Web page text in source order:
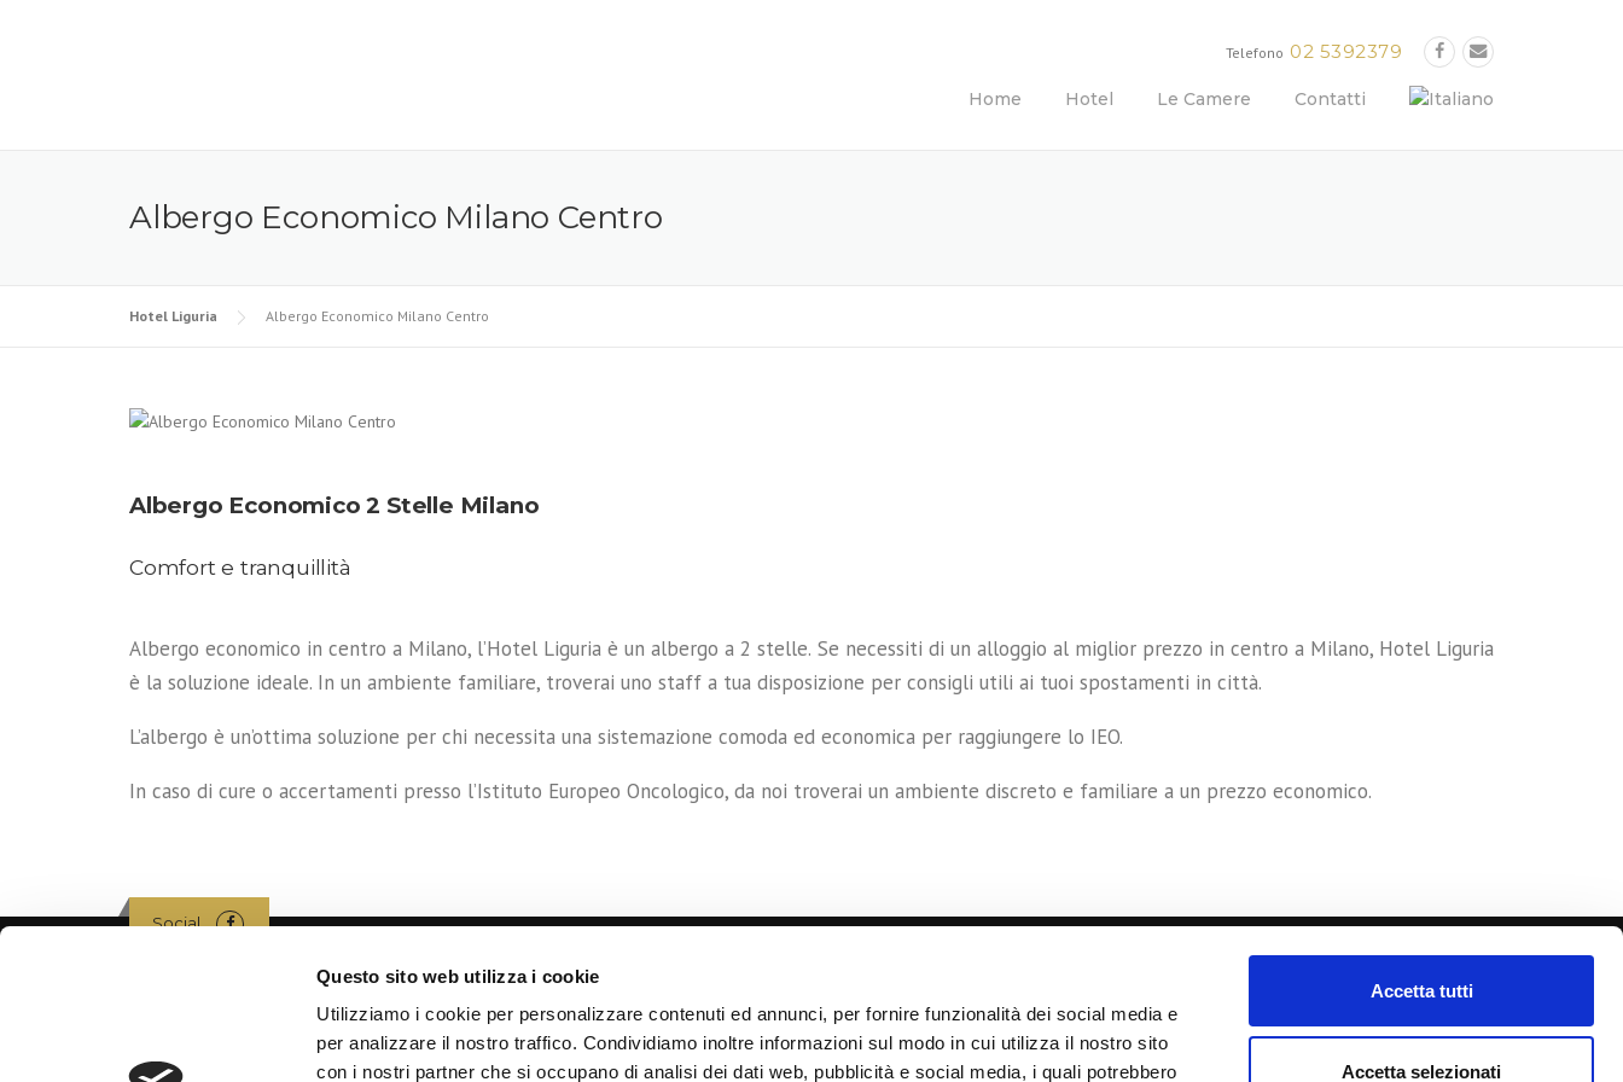
Questo sito web utilizza i cookie
Utilizziamo i cookie per personalizzare contenuti ed annunci, per fornire funzionalità dei social media e
per analizzare il nostro traffico. Condividiamo inoltre informazioni sul modo in cui utilizza il nostro sito
con i nostri partner che si occupano di analisi dei dati web, pubblicità e social media, i quali potrebbero
Accetta tutti
Accetta selezionati
Telefono 02 5392379
Home Hotel Le Camere Contatti
Albergo Economico Milano Centro
Hotel Liguria Albergo Economico Milano Centro
Albergo Economico 2 Stelle Milano
Comfort e tranquillità
Albergo economico in centro a Milano, l’Hotel Liguria è un albergo a 2 stelle. Se necessiti di un alloggio al miglior prezzo in centro a Milano, Hotel Liguria
è la soluzione ideale. In un ambiente familiare, troverai uno staff a tua disposizione per consigli utili ai tuoi spostamenti in città.
L’albergo è un’ottima soluzione per chi necessita una sistemazione comoda ed economica per raggiungere lo IEO.
In caso di cure o accertamenti presso l’Istituto Europeo Oncologico, da noi troverai un ambiente discreto e familiare a un prezzo economico.
Social
Via Ripamonti, 134 – Milano (MI)
TARIFFE
Per motivi di salute:
Per lavoro o vacanze:
Camera singola:€ 63,50